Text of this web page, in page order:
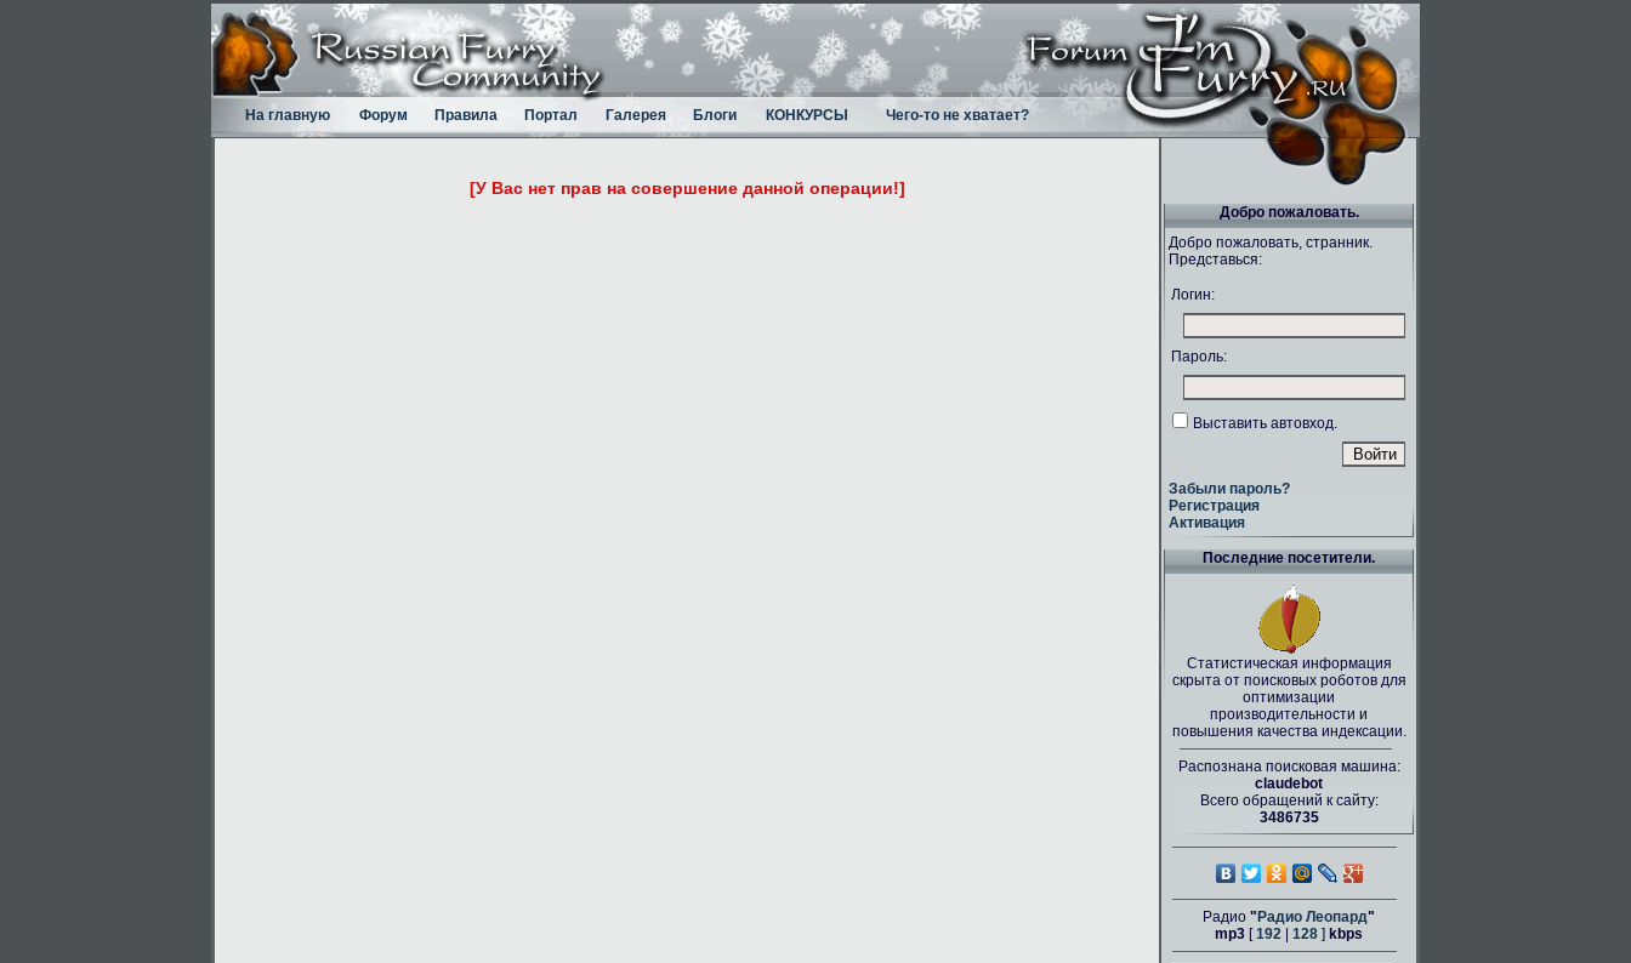
На главную Форум Правила Портал Галерея Блоги КОНКУРСЫ Чего-то не хватает?
[У Вас нет прав на совершение данной операции!]
Добро пожаловать.
Добро пожаловать, странник.
Представься:
Логин:
Пароль:
Выставить автовход.
Забыли пароль?
Регистрация
Активация
Последние посетители.
Статистическая информация
скрыта от поисковых роботов для
оптимизации
производительности и
повышения качества индексации.
Распознана поисковая машина:
claudebot
Всего обращений к сайту:
3486735
Радио " Радио Леопард"
mp3 [192 128 ] kbps